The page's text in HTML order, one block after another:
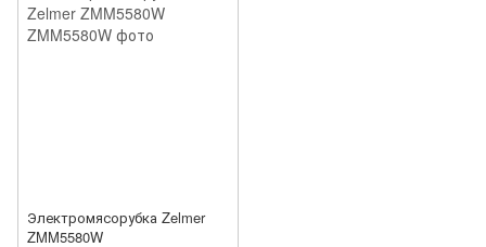
Электромясорубка Zelmer
ZMM5580W